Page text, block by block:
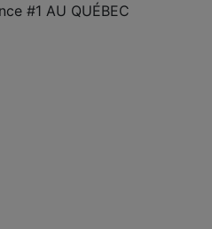
#1 AU QUÉBEC